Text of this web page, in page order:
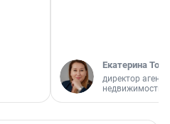
Екатерина
директор
недвижимости